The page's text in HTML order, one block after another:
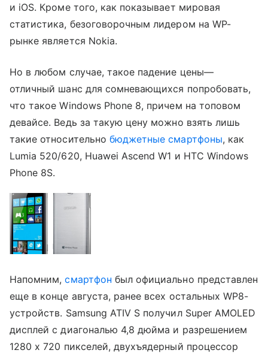
и iOS. Кроме того, как показывает мировая
статистика, безоговорочным лидером на WP-
рынке является Nokia.
Но в любом случае, такое падение цены—
отличный шанс для сомневающихся попробовать,
что такое Windows Phone 8, причем на топовом
девайсе. Ведь за такую цену можно взять лишь
такие относительно бюджетные смартфоны, как
Lumia 520/620, Huawei Ascend W1 и HTC Windows
Phone 8S.
Напомним,смартфон был официально представлен
еще в конце августа, ранее всех остальных WP8-
устройств. Samsung ATIV S получил Super AMOLED
дисплей с диагональю 4,8 дюйма и разрешением
1280 х 720 пикселей, двухъядерный процессор